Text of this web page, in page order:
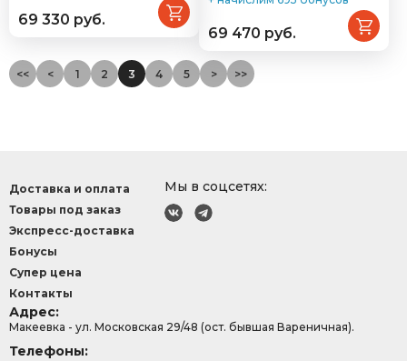
69 330 руб.
69 470 руб.
<< < 1 2 3 4 5 > >>
Мы в соцсетях:
Доставка и оплата
Товары под заказ
Экспресс-доставка
Бонусы
Супер цена
Контакты
Адрес:
Макеевка - ул. Московская 29/48 (ост. бывшая Вареничная).
Телефоны: